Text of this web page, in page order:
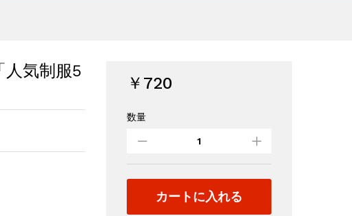
人気制服5
￥ 720
制
使
の
数量
カートに入れる